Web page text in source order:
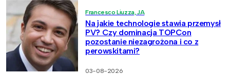
Francesco Liuzza, JA
Na jakie technologie stawia przemysł
PV? Czy dominacja TOPCon
pozostanie niezagrożona i co z
perowskitami?
03-08-2026